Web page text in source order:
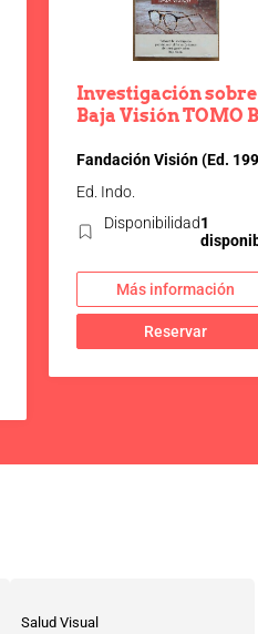
Investigación sobre
Baja Visión TOMO B
Fandación Visión (Ed.
Ed. Indo.
Disponibilidad1
Más información
Reservar
Salud Visual